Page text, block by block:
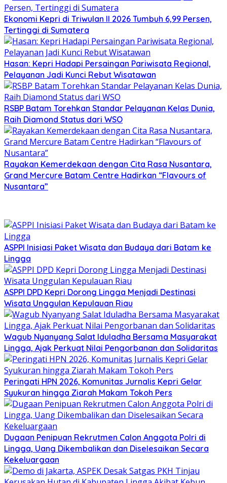
Ekonomi Kepri di Triwulan II 2026 Tumbuh 6,99 Persen,
Tertinggi di Sumatera
Hasan: Kepri Hadapi Persaingan Pariwisata Regional,
Pelayanan Jadi Kunci Rebut Wisatawan
RSBP Batam Torehkan Standar Pelayanan Kelas Dunia,
Raih Diamond Status dari WSO
Rayakan Kemerdekaan dengan Cita Rasa Nusantara,
Grand Mercure Batam Centre Hadirkan “Flavours of
Nusantara”
ASPPI Inisiasi Paket Wisata dan Budaya dari Batam ke
Lingga
ASPPI DPD Kepri Dorong Lingga Menjadi Destinasi
Wisata Unggulan Kepulauan Riau
Wagub Nyanyang Salat Iduladha Bersama Masyarakat
Lingga, Ajak Perkuat Nilai Pengorbanan dan Solidaritas
Peringati HPN 2026, Komunitas Jurnalis Kepri Gelar
Syukuran hingga Ziarah Makam Tokoh Pers
Dugaan Penipuan Rekrutmen Calon Anggota Polri di
Lingga, Uang Dikembalikan dan Diselesaikan Secara
Kekeluargaan